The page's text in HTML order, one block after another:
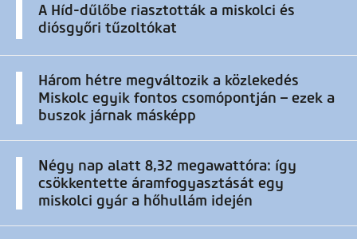
A Híd-dűlőbe riasztották a miskolci és
diósgyőri tűzoltókat
Három hétre megváltozik a közlekedés
Miskolc egyik fontos csomópontján – ezek a
buszok járnak másképp
Négy nap alatt 8,32 megawattóra: így
csökkentette áramfogyasztását egy
miskolci gyár a hőhullám idején